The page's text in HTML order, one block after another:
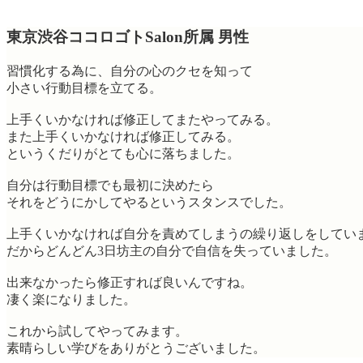
東京渋谷ココロゴトSalon所属 男性
習慣化する為に、自分の心のクセを知って
小さい行動目標を立てる。
上手くいかなければ修正してまたやってみる。
また上手くいかなければ修正してみる。
というくだりがとても心に落ちました。
自分は行動目標でも最初に決めたら
それをどうにかしてやるというスタンスでした。
上手くいかなければ自分を責めてしまうの繰り返しをしてい
だからどんどん3日坊主の自分で自信を失っていました。
出来なかったら修正すれば良いんですね。
凄く楽になりました。
これから試してやってみます。
素晴らしい学びをありがとうございました。